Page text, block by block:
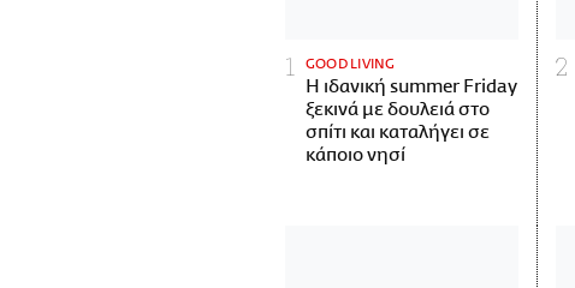
GOOD LIVING
Η ιδανική summer Friday
ξεκινά με δουλειά στο
σπίτι και καταλήγει σε
κάποιο νησί